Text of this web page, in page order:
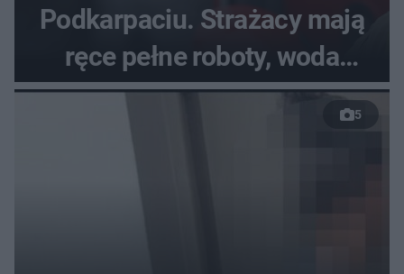
Podkarpaciu. Strażacy mają
ręce pełne roboty, woda
zalewa posesje i budynki
5